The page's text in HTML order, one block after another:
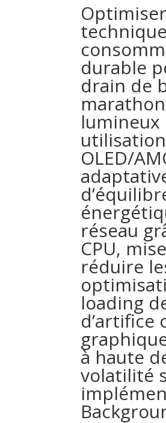
durable
drain de
lumineux
OLED/
réseau
CPU,
réduire
loading
d’artifice
à haute
volatilité